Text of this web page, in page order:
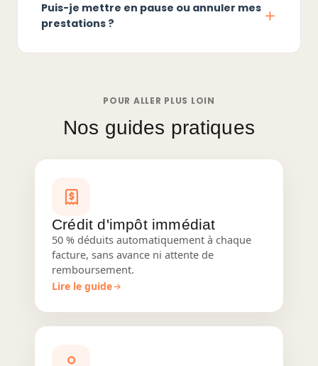
Puis-je mettre en pause ou annuler mes
prestations ?
POUR ALLER PLUS LOIN
Nos guides pratiques
Crédit d'impôt immédiat
50 % déduits automatiquement à chaque
facture, sans avance ni attente de
remboursement.
Lire le guide